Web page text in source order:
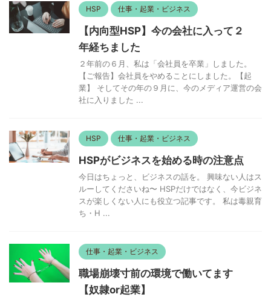
HSP 仕事・起業・ビジネス
【内向型HSP】今の会社に入って２
年経ちました
２年前の６月、私は「会社員を卒業」しました。
【ご報告】会社員をやめることにしました。【起
業】 そしてその年の９月に、今のメディア運営の会
社に入りました ...
HSP 仕事・起業・ビジネス
HSPがビジネスを始める時の注意点
今日はちょっと、ビジネスの話を。 興味ない人はス
ルーしてくださいね〜 HSPだけではなく、今ビジネ
スが楽しくない人にも役立つ記事です。 私は毒親育
ち・H ...
仕事・起業・ビジネス
職場崩壊寸前の環境で働いてます
【奴隷or起業】